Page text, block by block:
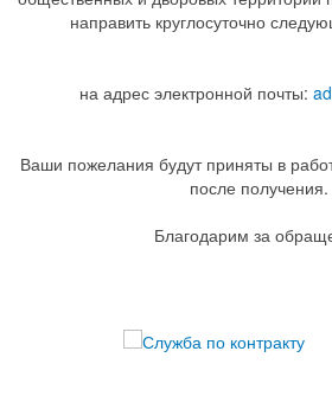
направить круглосуточно
на адрес электронной почты:
Ваши пожелания будут приняты в
после получения.
Благодарим за